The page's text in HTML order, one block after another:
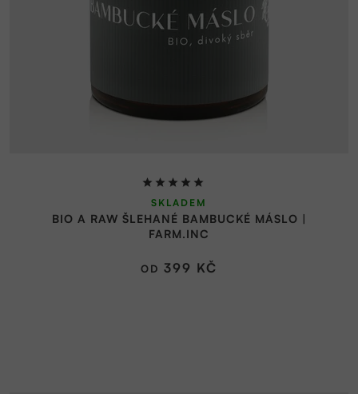
BIO A RAW ŠLEHANÉ BAMBUCKÉ MÁSLO |
FARM.INC
Průměrné
hodnocení
produktu
SKLADEM
OD 399 KČ